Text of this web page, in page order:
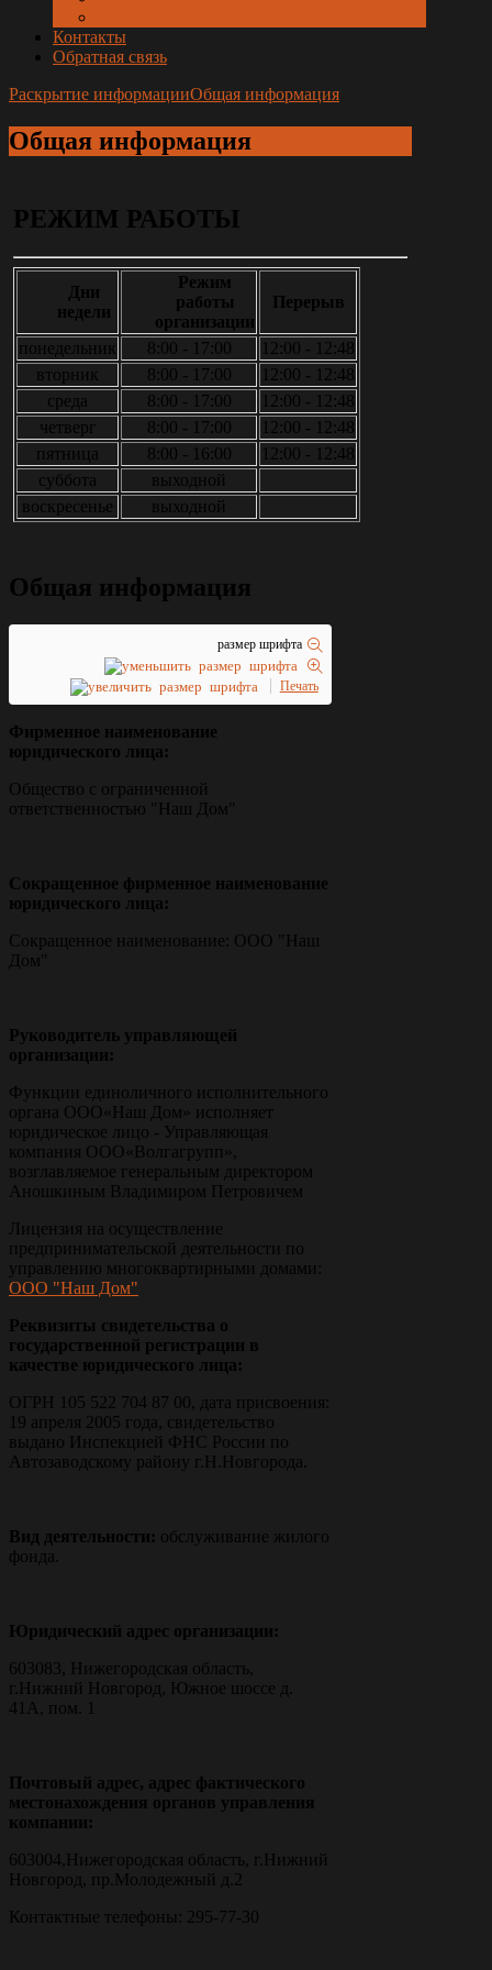
Контакты
Обратная связь
Раскрытие информацииОбщая информация
Общая информация
РЕЖИМ РАБОТЫ
Дни
недели
Режим
работы
организации
Перерыв
понедельник 8:00 - 17:00
12:00 - 12:48
вторник
8:00 - 17:00
12:00 - 12:48
среда
8:00 - 17:00
12:00 - 12:48
четверг
8:00 - 17:00
12:00 - 12:48
пятница
8:00 - 16:00
12:00 - 12:48
суббота
выходной
воскресенье
выходной
Общая информация
размер шрифта
Печать
Фирменное наименование
юридического лица:
Общество с ограниченной
ответственностью "Наш Дом"
Сокращенное фирменное наименование
юридического лица:
Сокращенное наименование: ООО "Наш
Дом"
Руководитель управляющей
организации:
Функции единоличного исполнительного
органа ООО«Наш Дом» исполняет
юридическое лицо - Управляющая
компания ООО«Волгагрупп»,
возглавляемое генеральным директором
Аношкиным Владимиром Петровичем
Лицензия на осуществление
предпринимательской деятельности по
управлению многоквартирными домами:
ООО "Наш Дом"
Реквизиты свидетельства о
государственной регистрации в
качестве юридического лица:
ОГРН 105 522 704 87 00, дата присвоения:
19 апреля 2005 года, свидетельство
выдано Инспекцией ФНС России по
Автозаводскому району г.Н.Новгорода.
Вид деятельности: обслуживание жилого
фонда.
Юридический адрес организации:
603083, Нижегородская область,
г.Нижний Новгород, Южное шоссе д.
41А, пом. 1
Почтовый адрес, адрес фактического
местонахождения органов управления
компании:
603004,Нижегородская область, г.Нижний
Новгород, пр.Молодежный д.2
Контактные телефоны: 295-77-30